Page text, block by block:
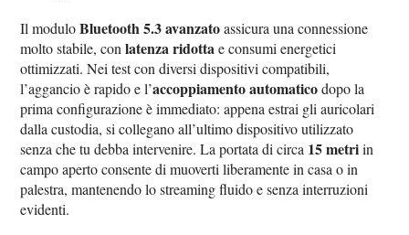
Il moduloBluetooth 5.3 avanzatoassicura una connessione
molto stabile, conlatenza ridottae consumi energetici
ottimizzati. Nei test con diversi dispositivi compatibili,
l’aggancio è rapido e l’accoppiamento automaticodopo la
prima configurazione è immediato: appena estrai gli auricolari
dalla custodia, si collegano all’ultimo dispositivo utilizzato
senza che tu debba intervenire. La portata di circa 15 metriin
campo aperto consente di muoverti liberamente in casa o in
palestra, mantenendo lo streaming fluido e senza interruzioni
evidenti.